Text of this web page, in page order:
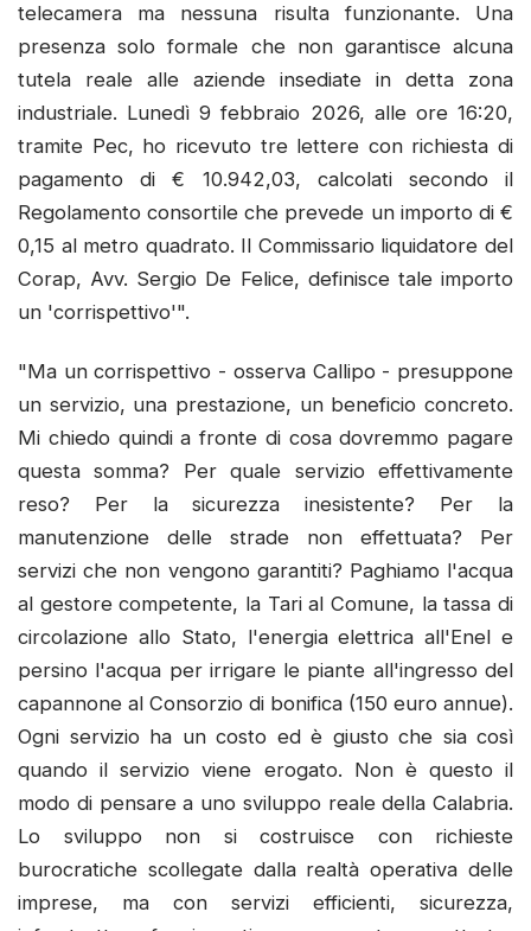
telecamera ma nessuna risulta funzionante. Una
presenza solo formale che non garantisce alcuna
tutela reale alle aziende insediate in detta zona
industriale. Lunedì 9 febbraio 2026, alle ore 16:20,
tramite Pec, ho ricevuto tre lettere con richiesta di
pagamento di € 10.942,03, calcolati secondo il
Regolamento consortile che prevede un importo di €
0,15 al metro quadrato. Il Commissario liquidatore del
Corap, Avv. Sergio De Felice, definisce tale importo
un 'corrispettivo'".
"Ma un corrispettivo - osserva Callipo - presuppone
un servizio, una prestazione, un beneficio concreto.
Mi chiedo quindi a fronte di cosa dovremmo pagare
questa somma? Per quale servizio effettivamente
reso? Per la sicurezza inesistente? Per la
manutenzione delle strade non effettuata? Per
servizi che non vengono garantiti? Paghiamo l'acqua
al gestore competente, la Tari al Comune, la tassa di
circolazione allo Stato, l'energia elettrica all'Enel e
persino l'acqua per irrigare le piante all'ingresso del
capannone al Consorzio di bonifica (150 euro annue).
Ogni servizio ha un costo ed è giusto che sia così
quando il servizio viene erogato. Non è questo il
modo di pensare a uno sviluppo reale della Calabria.
Lo sviluppo non si costruisce con richieste
burocratiche scollegate dalla realtà operativa delle
imprese, ma con servizi efficienti, sicurezza,